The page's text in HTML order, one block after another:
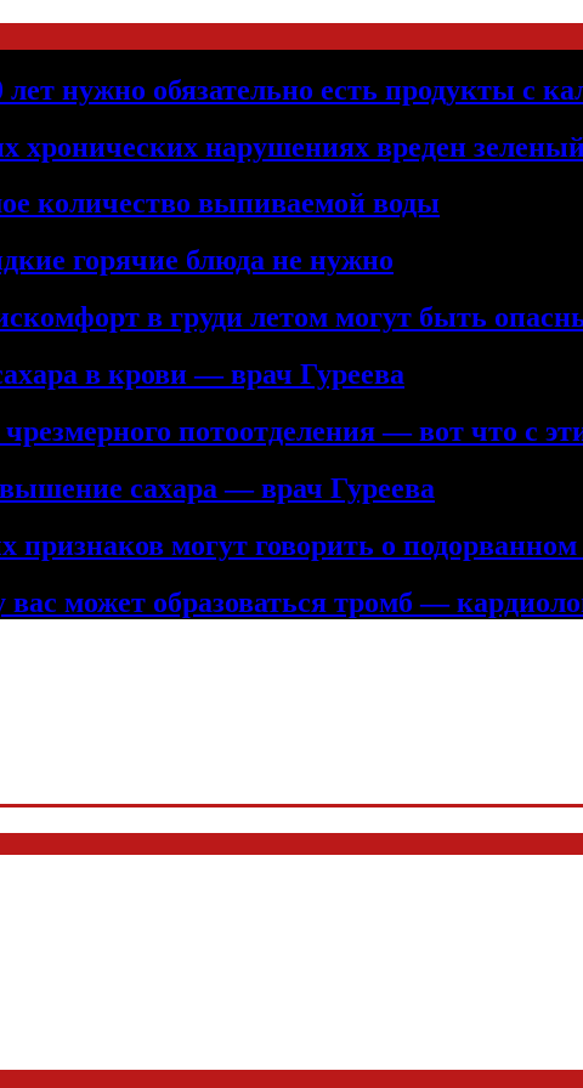
нужно обязательно есть продукты с
хронических нарушениях вреден
количество выпиваемой воды
горячие блюда не нужно
в груди летом могут быть
в крови — врач Гуреева
потоотделения — вот что с
сахара — врач Гуреева
могут говорить о подорванном
может образоваться тромб —